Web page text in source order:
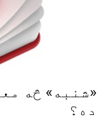
«شنبه» څه
ده؟